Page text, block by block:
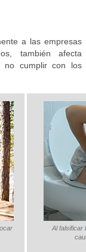
a las empresas
también afecta
no cumplir con los
Al falsificar